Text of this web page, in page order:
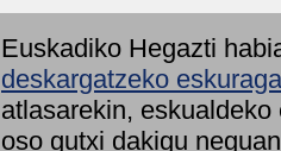
Euskadiko Hegazti
deskargatzeko
atlasarekin,
oso gutxi dakigu